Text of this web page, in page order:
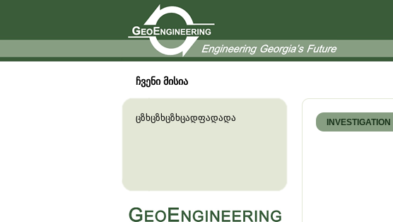
ჩვენი მისია
ცზხცზხცზხცადფადადა INVESTIGATION